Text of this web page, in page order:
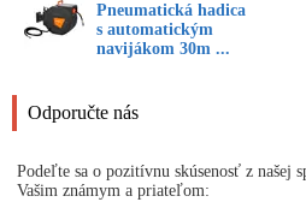
Pneumatická hadica
s automatickým
navijákom 30m ...
Odporučte nás
Podeľte sa o pozitívnu skúsenosť z našej
Vašim známym a priateľom: